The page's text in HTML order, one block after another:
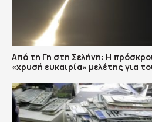
Από τη Γη στη Σελήνη: Η
«χρυσή ευκαιρία» μελέτης για